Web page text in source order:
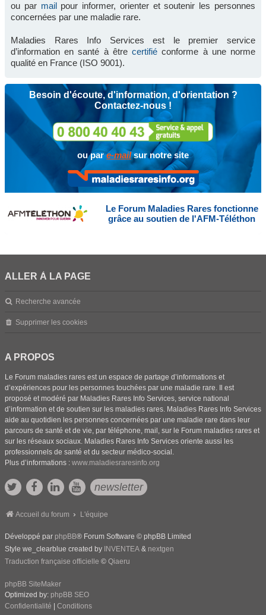
ou par mailpour informer, orienter et soutenir les personnes
concernées par une maladie rare.
Maladies Rares Info Services est le premier service
d’information en santé à êtrecertifié conforme à une norme
qualité en France (ISO 9001).
Besoin d'écoute, d'information, d'orientation ?
Contactez-nous !
ou pare-mailsur notre site
Le Forum Maladies Rares fonctionne
grâce au soutien de l'AFM-Téléthon
ALLER À LA PAGE
Recherche avancée
Supprimer les cookies
A PROPOS
Le Forum maladies rares est un espace de partage d’informations et
d’expériences pour les personnes touchées par une maladie rare. Il est
proposé et modéré par Maladies Rares Info Services, service national
d’information et de soutien sur les maladies rares. Maladies Rares Info Services
aide au quotidien les personnes concernées par une maladie rare dans leur
parcours de santé et de vie, par téléphone, mail, sur le Forum maladies rares et
sur les réseaux sociaux. Maladies Rares Info Services oriente aussi les
professionnels de santé et du secteur médico-social.
Plus d’informations : www.maladiesraresinfo.org
newsletter
Accueil du forum L'équipe
Développé par phpBB® Forum Software © phpBB Limited
Style we_clearblue created by INVENTEA & nextgen
Traduction française officielle © Qiaeru
phpBB SiteMaker
Optimized by: phpBB SEO
Confidentialité
Conditions